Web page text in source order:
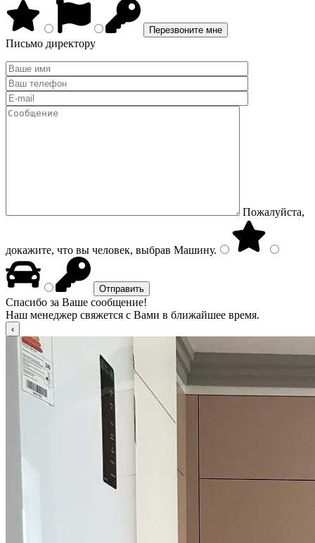
Письмо директору
Пожалуйста,
докажите, что вы человек, выбрав Машину.
Спасибо за Ваше сообщение!
Наш менеджер свяжется с Вами в ближайшее время.